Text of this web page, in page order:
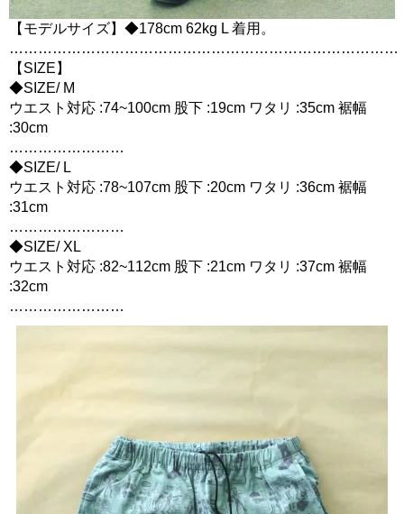
【モデルサイズ】◆178cm 62kg L 着用。
………………………………………………………………………
【SIZE】
◆SIZE/ M
ウエスト対応 :74~100cm 股下 :19cm ワタリ :35cm 裾幅
:30cm
……………………
◆SIZE/ L
ウエスト対応 :78~107cm 股下 :20cm ワタリ :36cm 裾幅
:31cm
……………………
◆SIZE/ XL
ウエスト対応 :82~112cm 股下 :21cm ワタリ :37cm 裾幅
:32cm
……………………